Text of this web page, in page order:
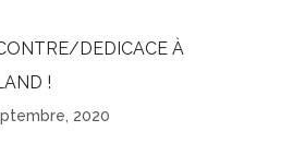
DEDICACE À
!
2020